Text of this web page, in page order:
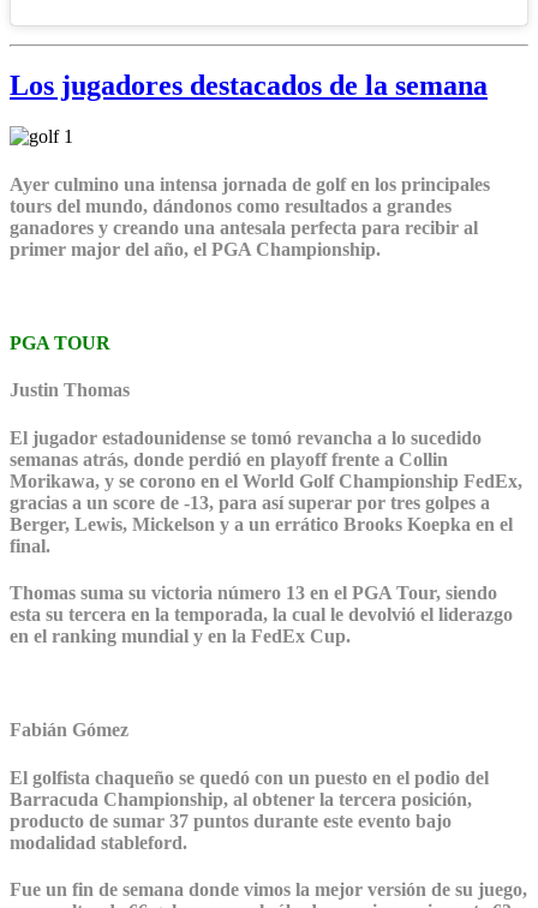
Los jugadores destacados de la semana
Ayer culmino una intensa jornada de golf en los principales
tours del mundo, dándonos como resultados a grandes
ganadores y creando una antesala perfecta para recibir al
primer major del año, el PGA Championship.
PGA TOUR
Justin Thomas
El jugador estadounidense se tomó revancha a lo sucedido
semanas atrás, donde perdió en playoff frente a Collin
Morikawa, y se corono en el World Golf Championship FedEx,
gracias a un score de -13, para así superar por tres golpes a
Berger, Lewis, Mickelson y a un errático Brooks Koepka en el
final.
Thomas suma su victoria número 13 en el PGA Tour, siendo
esta su tercera en la temporada, la cual le devolvió el liderazgo
en el ranking mundial y en la FedEx Cup.
Fabián Gómez
El golfista chaqueño se quedó con un puesto en el podio del
Barracuda Championship, al obtener la tercera posición,
producto de sumar 37 puntos durante este evento bajo
modalidad stableford.
Fue un fin de semana donde vimos la mejor versión de su juego,